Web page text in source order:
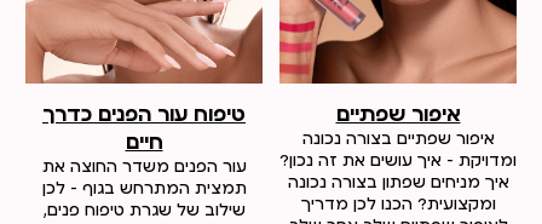
איפור שפתיים
איפור שפתיים בצורה נכונה
ומדויקת - איך עושים את זה נכון?
איך מניחים שפתון בצורה נכונה
ומקצועית? הכנו לכן מדריך
טיפוח עור הפנים כדרך
חיים
עור הפנים משדר החוצה את
תמצית המתרחש בגוף - לכן
שילוב של שגרת טיפוח פנים,